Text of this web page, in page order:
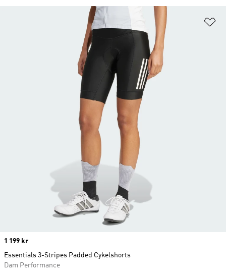
Price
1 199 kr
Essentials 3-Stripes Padded Cykelshorts
Dam Performance